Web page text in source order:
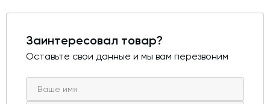
Заинтересовал товар?
Оставьте свои данные и мы вам перезвоним